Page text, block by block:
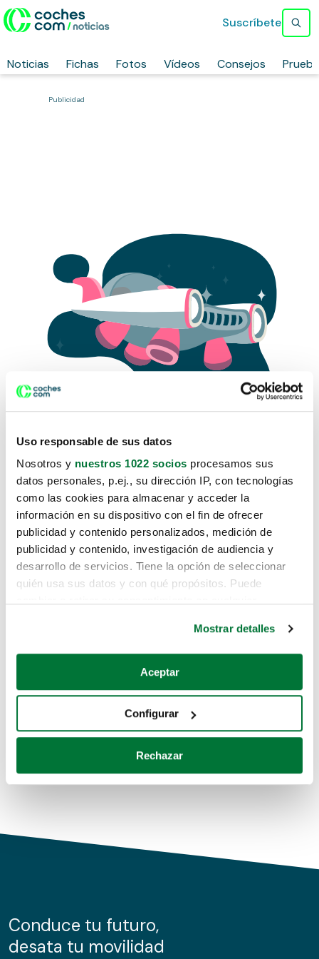
Uso responsable de sus datos
Nosotros y nuestros 1022 socios procesamos sus
datos personales, p.ej., su dirección IP, con tecnologías
como las cookies para almacenar y acceder la
información en su dispositivo con el fin de ofrecer
publicidad y contenido personalizados, medición de
publicidad y contenido, investigación de audiencia y
desarrollo de servicios. Tiene la opción de seleccionar
quién usa sus datos y con qué propósitos. Puede
Si lo permite, también quisiéramos:
Recopilar información sobre su ubicación geográfica
Identificar su dispositivo analizándolo activamente
para buscar características específicas (huellas
Obtenga más información sobre cómo se procesan sus
de cookies.
información sobre el uso que haga del sitio web con
nuestros partners de redes sociales, publicidad y análisis
Mostrar detalles
Aceptar
Configurar
Rechazar
Noticias Fichas Fotos Vídeos Consejos
Suscríbete
Publicidad
Lo sentimos, no sabemos como
te hemos traido hasta aquí.
Pero puedes encontrar el coche que estás
buscando en alguno de estos enlaces:
Coches de segunda mano
Coches de km0
Conduce tu futuro,
desata tu movilidad